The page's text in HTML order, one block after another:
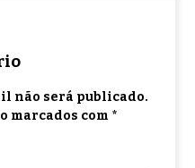
não será publicado.
marcados com *